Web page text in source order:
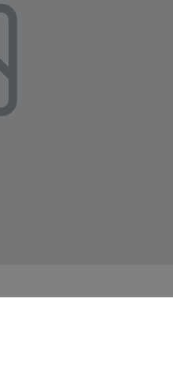
miljarder kronor, tillika